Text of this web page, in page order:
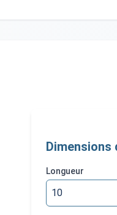
Dimensions
Longueur